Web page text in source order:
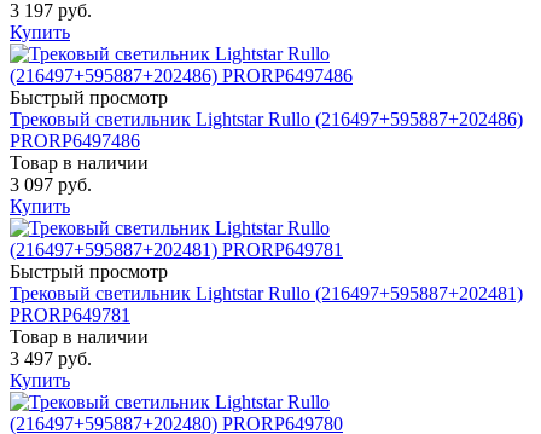
3 197 руб.
Купить
Быстрый просмотр
Трековый светильник Lightstar Rullo (216497+595887+202486)
PRORP6497486
Товар в наличии
3 097 руб.
Купить
Быстрый просмотр
Трековый светильник Lightstar Rullo (216497+595887+202481)
PRORP649781
Товар в наличии
3 497 руб.
Купить